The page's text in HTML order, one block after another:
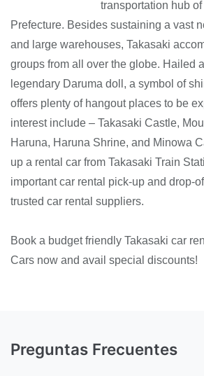
transportation hub
Prefecture. Besides sustaining a vast
and large warehouses, Takasaki
groups from all over the globe. Hailed
legendary Daruma doll, a symbol of
offers plenty of hangout places to be
interest include – Takasaki Castle,
Haruna, Haruna Shrine, and Minowa
up a rental car from Takasaki Train
important car rental pick-up and drop-
trusted car rental suppliers.
Book a budget friendly Takasaki car
Cars now and avail special discounts!
Preguntas Frecuentes